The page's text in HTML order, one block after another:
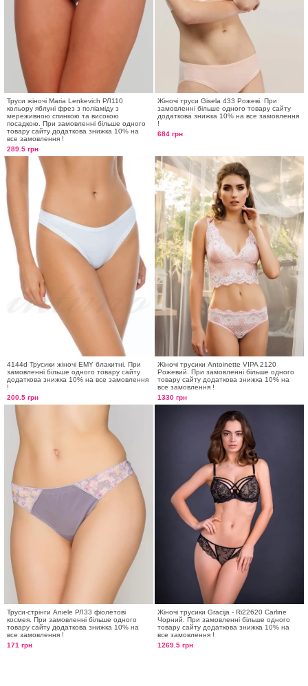
Труси жіночі Maria Lenkevich РЛ110
кольору яблуні фрез з поліаміду з
мереживною спинкою та високою
посадкою. При замовленні більше одного
товару сайту додаткова знижка 10% на
все замовлення !
289.5 грн
Жіночі труси Gisela 433 Рожеві. При
замовленні більше одного товару сайту
додаткова знижка 10% на все замовлення
!
684 грн
4144d Трусики жіночі EMY блакитні. При
замовленні більше одного товару сайту
додаткова знижка 10% на все замовлення
!
200.5 грн
Жіночі трусики Antoinette VIPA 2120
Рожевий. При замовленні більше одного
товару сайту додаткова знижка 10% на
все замовлення !
1330 грн
Труси-стрінги Aniele РЛ33 фіолетові
космея. При замовленні більше одного
товару сайту додаткова знижка 10% на
все замовлення !
171 грн
Жіночі трусики Gracija - Ri22620 Carline
Чорний. При замовленні більше одного
товару сайту додаткова знижка 10% на
все замовлення !
1269.5 грн